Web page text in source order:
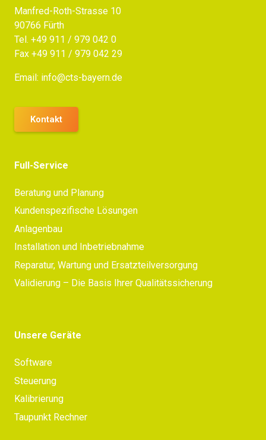
Manfred-Roth-Strasse 10
90766 Fürth
Tel. +49 911 / 979 042 0
Fax +49 911 / 979 042 29
Email: info@cts-bayern.de
Kontakt
Full-Service
Beratung und Planung
Kundenspezifische Lösungen
Anlagenbau
Installation und Inbetriebnahme
Reparatur, Wartung und Ersatzteilversorgung
Validierung – Die Basis Ihrer Qualitätssicherung
Unsere Geräte
Software
Steuerung
Kalibrierung
Taupunkt Rechner